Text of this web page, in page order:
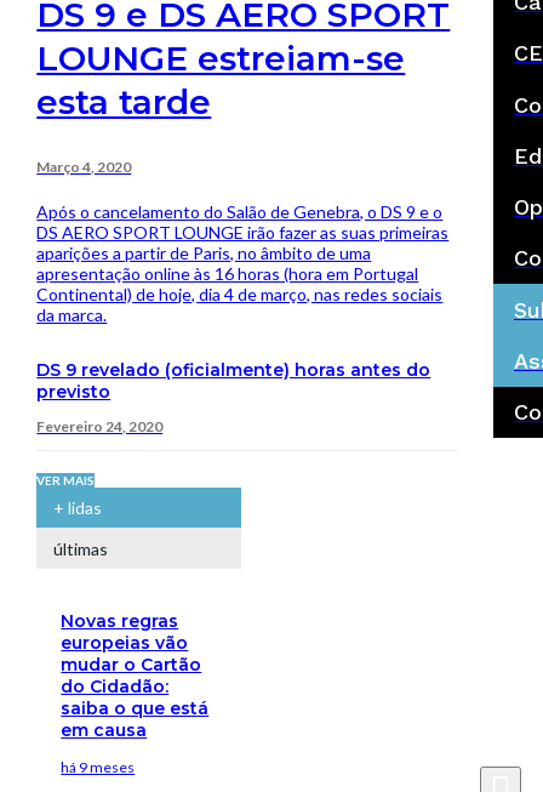
DS 9 e DS AERO SPORT
LOUNGE estreiam-se
esta tarde
Março 4, 2020
Após o cancelamento do Salão de Genebra, o DS 9 e o
DS AERO SPORT LOUNGE irão fazer as suas primeiras
aparições a partir de Paris, no âmbito de uma
apresentação online às 16 horas (hora em Portugal
Continental) de hoje, dia 4 de março, nas redes sociais
da marca.
DS 9 revelado (oficialmente) horas antes do
previsto
Fevereiro 24, 2020
VER MAIS
+ lidas
últimas
Novas regras
europeias vão
mudar o Cartão
do Cidadão:
saiba o que está
em causa
há 9 meses